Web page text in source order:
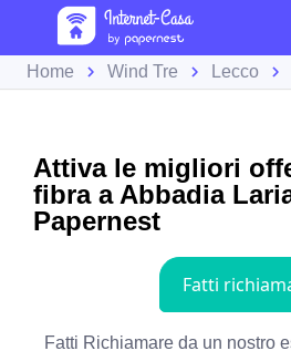
Home Wind Tre Lecco